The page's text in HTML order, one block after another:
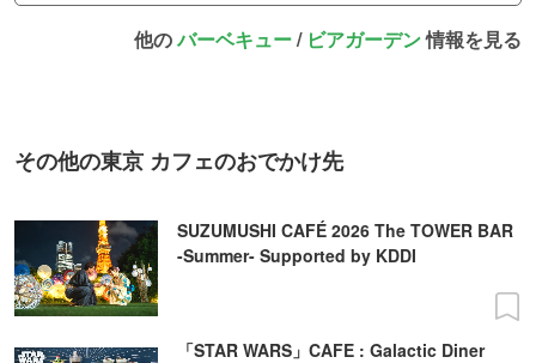
他のバーベキュー/ ビアガーデン情報を見る
その他の東京 カフェのおでかけ先
SUZUMUSHI CAFÉ 2026 The TOWER BAR
-Summer- Supported by KDDI
「STAR WARS」CAFE : Galactic Diner